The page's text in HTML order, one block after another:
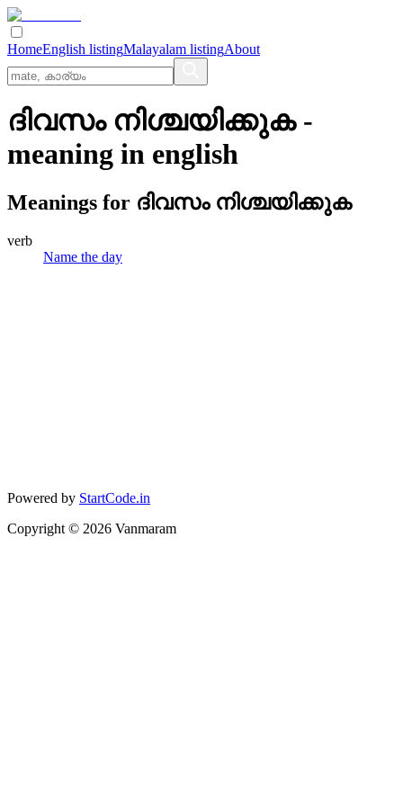
HomeEnglish listingMalayalam listingAbout
ദിവസം നിശ്ചയിക്കുക-
meaning in english
Meanings for ദിവസം നിശ്ചയിക്കുക
verb
Name the day
Powered by StartCode.in
Copyright © 2026 Vanmaram